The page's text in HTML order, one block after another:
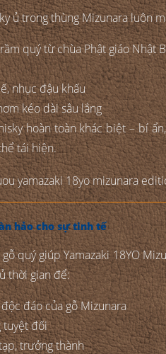
ủ trong thùng Mizunara luôn
quý từ chùa Phật giáo Nhật
nhục đậu khấu
kéo dài sâu lắng
hoàn toàn khác biệt – bí
tái hiện.
hảo cho sự tinh tế
quý giúp Yamazaki 18YO
thời gian để:
đáo của gỗ Mizunara
tuyệt đối
trưởng thành